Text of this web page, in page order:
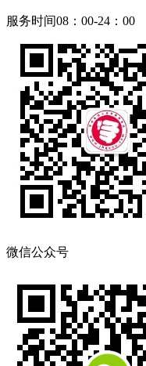
服务时间08：00-24：00
微信公众号